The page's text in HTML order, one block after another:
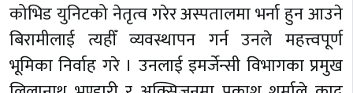
कोभिड युनिटको नेतृत्व गरेर अस्पतालमा भर्ना हुन आउने
बिरामीलाई त्यहीँ व्यवस्थापन गर्न उनले महत्त्वपूर्ण
भूमिका निर्वाह गरे । उनलाई इमर्जेन्सी विभागका प्रमुख